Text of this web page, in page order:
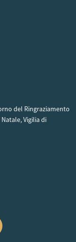
del Ringraziamento
Vigilia di